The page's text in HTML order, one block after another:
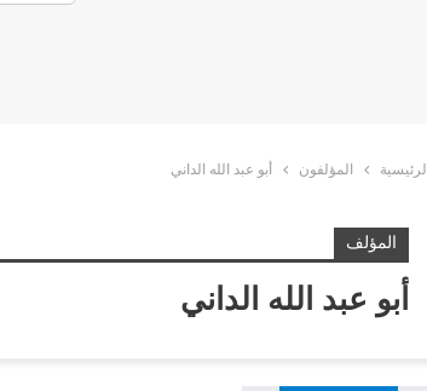
الرئيسية المؤلفون أبو عبد الله الداني
المؤلف
أبو عبد الله الداني